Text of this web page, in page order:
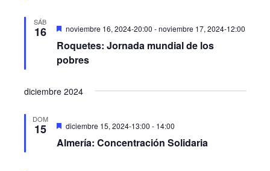
SÁB
16
Roquetes: Jornada mundial de los
pobres
Destacado
noviembre 16, 2024-20:00 -noviembre 17, 2024-12:00
diciembre 2024
DOM
15
Almería: Concentración Solidaria
Destacado
diciembre 15, 2024-13:00 - 14:00